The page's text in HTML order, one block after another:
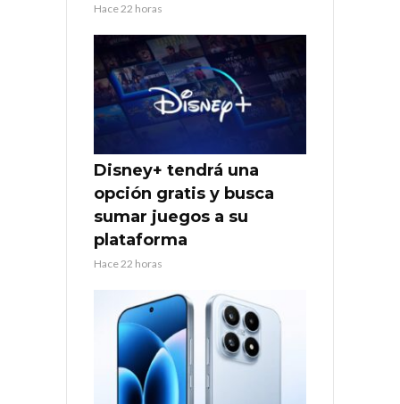
Hace 22 horas
Disney+ tendrá una
opción gratis y busca
sumar juegos a su
plataforma
Hace 22 horas